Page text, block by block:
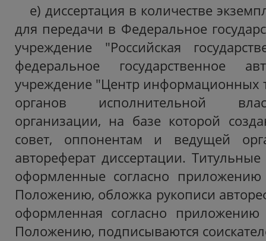
е) диссертация в количестве
для передачи в Федеральное
учреждение "Российская
федеральное государственное
учреждение "Центр информационных
органов исполнительной
организации, на базе которой
совет, оппонентам и ведущей
автореферат диссертации.
оформленные согласно
Положению, обложка рукописи
оформленная согласно
Положению, подписываются